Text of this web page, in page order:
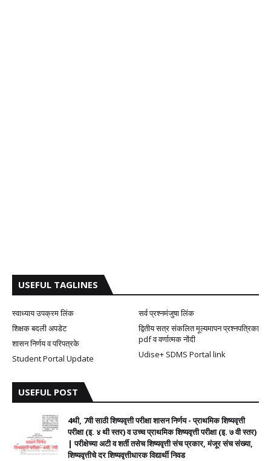
USEFUL TAGLINES
स्वाध्याय उपक्रम लिंक
सर्व प्रश्नमंजुषा लिंक
शिक्षक बदली अपडेट
द्वितीय सत्र संकलित मूल्यमापन प्रश्नपत्रिका
pdf व वर्णात्मक नोंदी
शासन निर्णय व परिपत्रके
Udise+ SDMS Portal link
Student Portal Update
USEFUL POST
4थी, 7वी साठी शिष्यवृत्ती परीक्षा शासन निर्णय - प्राथमिक शिष्यवृत्ती
परीक्षा (इ. ४ थी स्तर) व उच्च प्राथमिक शिष्यवृत्ती परीक्षा (इ. ७ वी स्तर)
| परीक्षेच्या अटी व शर्ती तसेच शिष्यवृत्ती संच प्रकार, मंजूर संच संख्या,
शिष्यवृत्तीचे दर शिष्यवृत्तीधारक विद्यार्थी निवड